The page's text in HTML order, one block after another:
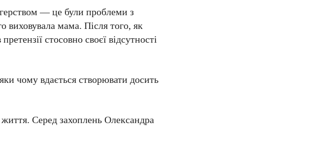
— це були проблеми з
виховувала мама. Після того, як
стосовно своєї відсутності
чому вдається створювати досить
Серед захоплень Олександра